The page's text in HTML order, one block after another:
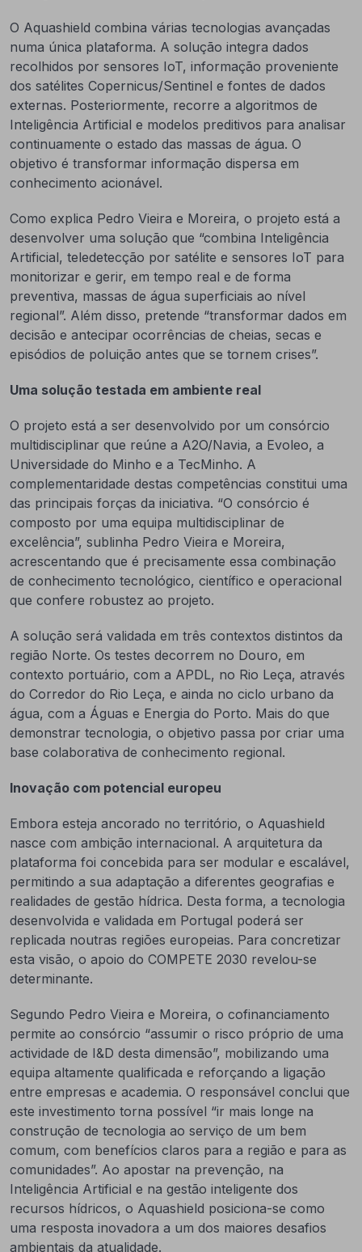
O Aquashield combina várias tecnologias avançadas
numa única plataforma. A solução integra dados
recolhidos por sensores IoT, informação proveniente
dos satélites Copernicus/Sentinel e fontes de dados
externas. Posteriormente, recorre a algoritmos de
Inteligência Artificial e modelos preditivos para analisar
continuamente o estado das massas de água. O
objetivo é transformar informação dispersa em
conhecimento acionável.
Como explica Pedro Vieira e Moreira, o projeto está a
desenvolver uma solução que “combina Inteligência
Artificial, teledetecção por satélite e sensores IoT para
monitorizar e gerir, em tempo real e de forma
preventiva, massas de água superficiais ao nível
regional”. Além disso, pretende “transformar dados em
decisão e antecipar ocorrências de cheias, secas e
episódios de poluição antes que se tornem crises”.
Uma solução testada em ambiente real
O projeto está a ser desenvolvido por um consórcio
multidisciplinar que reúne a A2O/Navia, a Evoleo, a
Universidade do Minho e a TecMinho. A
complementaridade destas competências constitui uma
das principais forças da iniciativa. “O consórcio é
composto por uma equipa multidisciplinar de
excelência”, sublinha Pedro Vieira e Moreira,
acrescentando que é precisamente essa combinação
de conhecimento tecnológico, científico e operacional
que confere robustez ao projeto.
A solução será validada em três contextos distintos da
região Norte. Os testes decorrem no Douro, em
contexto portuário, com a APDL, no Rio Leça, através
do Corredor do Rio Leça, e ainda no ciclo urbano da
água, com a Águas e Energia do Porto. Mais do que
demonstrar tecnologia, o objetivo passa por criar uma
base colaborativa de conhecimento regional.
Inovação com potencial europeu
Embora esteja ancorado no território, o Aquashield
nasce com ambição internacional. A arquitetura da
plataforma foi concebida para ser modular e escalável,
permitindo a sua adaptação a diferentes geografias e
realidades de gestão hídrica. Desta forma, a tecnologia
desenvolvida e validada em Portugal poderá ser
replicada noutras regiões europeias. Para concretizar
esta visão, o apoio do COMPETE 2030 revelou-se
determinante.
Segundo Pedro Vieira e Moreira, o cofinanciamento
permite ao consórcio “assumir o risco próprio de uma
actividade de I&D desta dimensão”, mobilizando uma
equipa altamente qualificada e reforçando a ligação
entre empresas e academia. O responsável conclui que
este investimento torna possível “ir mais longe na
construção de tecnologia ao serviço de um bem
comum, com benefícios claros para a região e para as
comunidades”. Ao apostar na prevenção, na
Inteligência Artificial e na gestão inteligente dos
recursos hídricos, o Aquashield posiciona-se como
uma resposta inovadora a um dos maiores desafios
ambientais da atualidade.